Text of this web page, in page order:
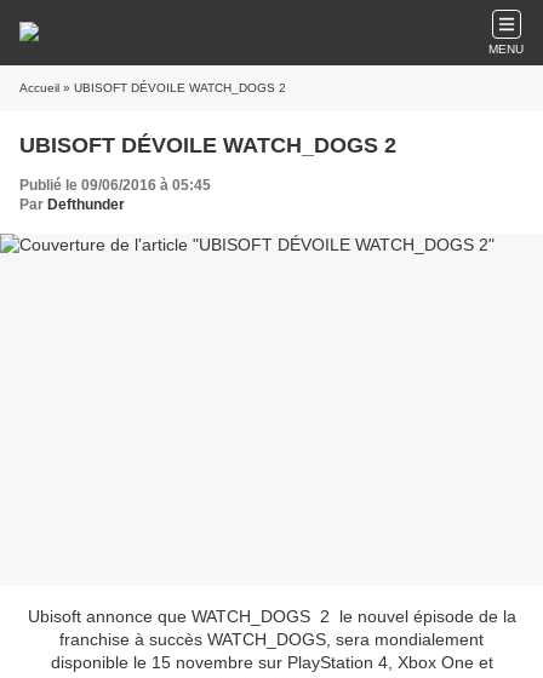
MENU
Accueil
Publié le 09/06/2016 à 05:45
Par Defthunder
Ubisoft annonce que WATCH_DOGS 2 le nouvel épisode de la
franchise à succès WATCH_DOGS, sera mondialement
disponible le 15 novembre sur PlayStation 4, Xbox One et